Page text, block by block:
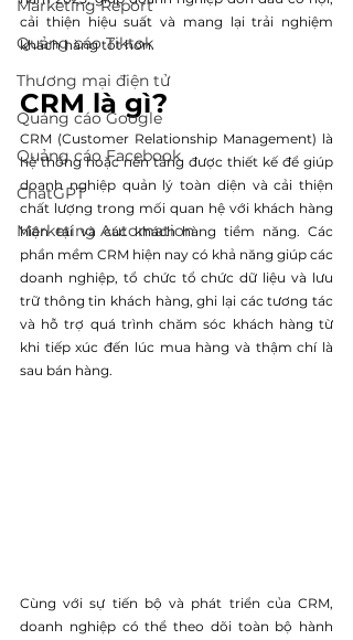
Marketing Report
Quảng cáo Tiktok
Thương mại điện tử
Quảng cáo Google
Quảng cáo Facebook
ChatGPT
Marketing Automation
cải thiện hiệu suất và mang lại trải nghiệm
khách hàng tốt hơn.
CRM là gì?
CRM (Customer Relationship Management) là
hệ thống hoặc nền tảng được thiết kế để giúp
doanh nghiệp quản lý toàn diện và cải thiện
chất lượng trong mối quan hệ với khách hàng
hiện tại và các khách hàng tiềm năng. Các
phần mềm CRM hiện nay có khả năng giúp các
doanh nghiệp, tổ chức tổ chức dữ liệu và lưu
trữ thông tin khách hàng, ghi lại các tương tác
và hỗ trợ quá trình chăm sóc khách hàng từ
khi tiếp xúc đến lúc mua hàng và thậm chí là
sau bán hàng.
Cùng với sự tiến bộ và phát triển của CRM,
doanh nghiệp có thể theo dõi toàn bộ hành